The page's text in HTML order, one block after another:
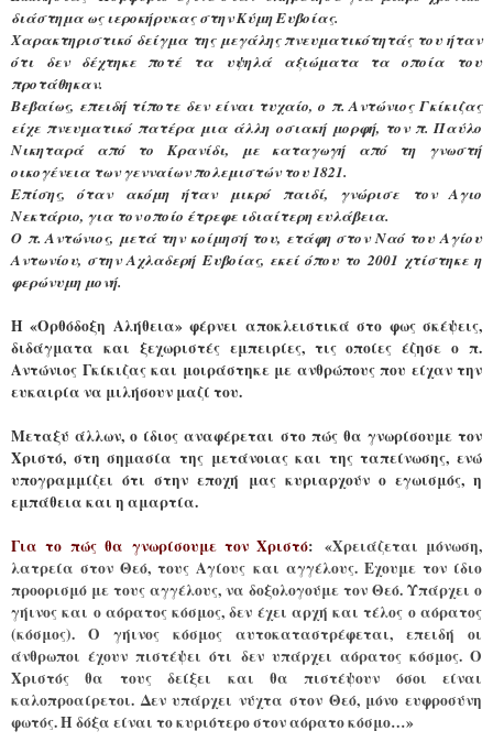
διάστημα ως ιεροκήρυκας στην Κύμη Ευβοίας.
Χαρακτηριστικό δείγμα της μεγάλης πνευματικότητάς του ήταν
ότι δεν δέχτηκε ποτέ τα υψηλά αξιώματα τα οποία του
προτάθηκαν.
Βεβαίως, επειδή τίποτε δεν είναι τυχαίο, ο π. Αντώνιος Γκίκιζας
είχε πνευματικό πατέρα μια άλλη οσιακή μορφή, τον π. Παύλο
Νικηταρά από το Κρανίδι, με καταγωγή από τη γνωστή
οικογένεια των γενναίων πολεμιστών του 1821.
Επίσης, όταν ακόμη ήταν μικρό παιδί, γνώρισε τον Αγιο
Νεκτάριο, για τον οποίο έτρεφε ιδιαίτερη ευλάβεια.
Ο π. Αντώνιος, μετά την κοίμησή του, ετάφη στον Ναό του Αγίου
Αντωνίου, στην Αχλαδερή Ευβοίας, εκεί όπου το 2001 χτίστηκε η
φερώνυμη μονή.
Η «Ορθόδοξη Αλήθεια» φέρνει αποκλειστικά στο φως σκέψεις,
διδάγματα και ξεχωριστές εμπειρίες, τις οποίες έζησε ο π.
Αντώνιος Γκίκιζας και μοιράστηκε με ανθρώπους που είχαν την
ευκαιρία να μιλήσουν μαζί του.
Μεταξύ άλλων, ο ίδιος αναφέρεται στο πώς θα γνωρίσουμε τον
Χριστό, στη σημασία της μετάνοιας και της ταπείνωσης, ενώ
υπογραμμίζει ότι στην εποχή μας κυριαρχούν ο εγωισμός, η
εμπάθεια και η αμαρτία.
Για το πώς θα γνωρίσουμε τον Χριστό: «Χρειάζεται μόνωση,
λατρεία στον Θεό, τους Αγίους και αγγέλους. Εχουμε τον ίδιο
προορισμό με τους αγγέλους, να δοξολογούμε τον Θεό. Υπάρχει ο
γήινος και ο αόρατος κόσμος, δεν έχει αρχή και τέλος ο αόρατος
(κόσμος). Ο γήινος κόσμος αυτοκαταστρέφεται, επειδή οι
άνθρωποι έχουν πιστέψει ότι δεν υπάρχει αόρατος κόσμος. Ο
Χριστός θα τους δείξει και θα πιστέψουν όσοι είναι
καλοπροαίρετοι. Δεν υπάρχει νύχτα στον Θεό, μόνο ευφροσύνη
φωτός. Η δόξα είναι το κυριότερο στον αόρατο κόσμο…»